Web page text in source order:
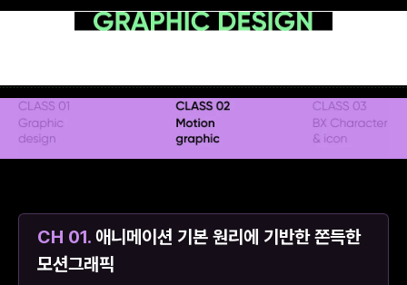
CH 01. 애니메이션 기본 원리에 기반한 쫀득한
모션그래픽